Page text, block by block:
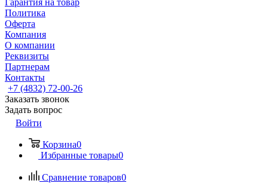
Гарантия на товар
Политика
Оферта
Компания
О компании
Реквизиты
Партнерам
Контакты
+7 (4832) 72-00-26
Заказать звонок
Задать вопрос
Войти
Корзина0
Избранные товары0
Сравнение товаров0